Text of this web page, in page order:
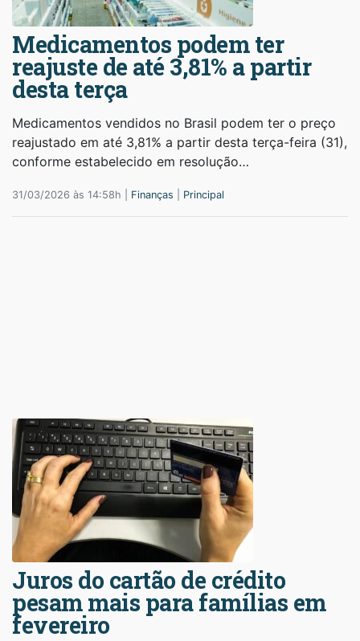
Medicamentos podem ter
reajuste de até 3,81% a partir
desta terça
Medicamentos vendidos no Brasil podem ter o preço
reajustado em até 3,81% a partir desta terça-feira (31),
conforme estabelecido em resolução…
31/03/2026 às 14:58h | Finanças Principal
Juros do cartão de crédito
pesam mais para famílias em
fevereiro